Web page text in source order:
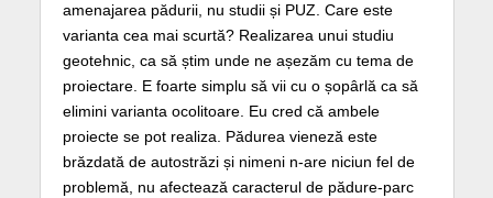
amenajarea pădurii, nu studii și PUZ. Care este
varianta cea mai scurtă? Realizarea unui studiu
geotehnic, ca să știm unde ne așezăm cu tema de
proiectare. E foarte simplu să vii cu o șopârlă ca să
elimini varianta ocolitoare. Eu cred că ambele
proiecte se pot realiza. Pădurea vieneză este
brăzdată de autostrăzi și nimeni n-are niciun fel de
problemă, nu afectează caracterul de pădure-parc